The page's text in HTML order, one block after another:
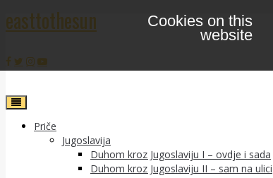
Cookies on this
website
Skip
to
easttothesun
Priče
Jugoslavija
Duhom kroz Jugoslaviju I – ovdje i sada
Duhom kroz Jugoslaviju II – sam na ulici